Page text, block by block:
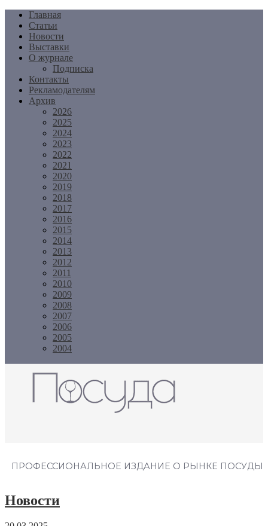
Перейти
содержимому
Главная
Статьи
Новости
Выставки
О журнале
Подписка
Контакты
Рекламодателям
Архив
2026
2025
2024
2023
2022
2021
2020
2019
2018
2017
2016
2015
2014
2013
2012
2011
2010
2009
2008
2007
2006
2005
2004
ПРОФЕССИОНАЛЬНОЕ ИЗДАНИЕ О РЫНКЕ ПОСУДЫ
Новости